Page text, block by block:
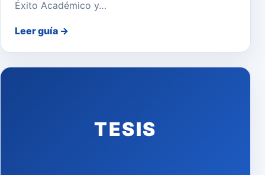
Éxito Académico y…
Leer guía →
TESIS